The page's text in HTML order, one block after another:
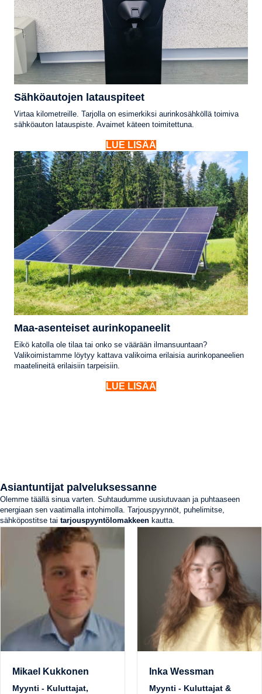
Sähköautojen latauspiteet
Virtaa kilometreille. Tarjolla on esimerkiksi aurinkosähköllä toimiva
sähköauton latauspiste. Avaimet käteen toimitettuna.
LUE LISÄÄ
Maa-asenteiset aurinkopaneelit
Eikö katolla ole tilaa tai onko se väärään ilmansuuntaan?
Valikoimistamme löytyy kattava valikoima erilaisia aurinkopaneelien
maatelineitä erilaisiin tarpeisiin.
LUE LISÄÄ
Asiantuntijat palveluksessanne
Olemme täällä sinua varten. Suhtaudumme uusiutuvaan ja puhtaaseen
energiaan sen vaatimalla intohimolla. Tarjouspyynnöt, puhelimitse,
sähköpostitse tai tarjouspyyntölomakkeen kautta.
Mikael Kukkonen
Myynti - Kuluttajat,
Inka Wessman
Myynti - Kuluttajat &